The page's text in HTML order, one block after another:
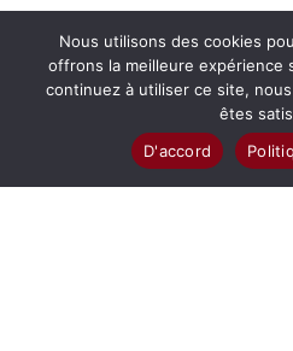
utilisés dans une variété
aux bureaux en passant
commerciaux, ce qui en
pour le traitement des
Nous utilisons des cookies
offrons la meilleure expérience
continuez à utiliser ce site,
êtes
D'accord